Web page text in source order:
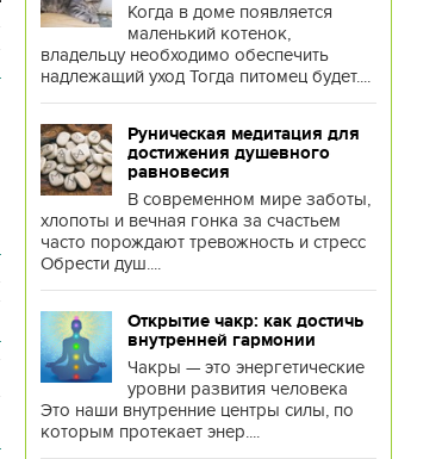
Когда в доме появляется
маленький котенок,
владельцу необходимо обеспечить
надлежащий уход Тогда питомец будет....
Руническая медитация для
достижения душевного
равновесия
В современном мире заботы,
хлопоты и вечная гонка за счастьем
часто порождают тревожность и стресс
Обрести душ....
Открытие чакр: как достичь
внутренней гармонии
Чакры — это энергетические
уровни развития человека
Это наши внутренние центры силы, по
которым протекает энер....